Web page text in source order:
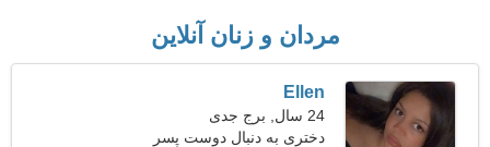
مردان و زنان آنلاین
Ellen
24 سال, برج جدی
دختری به دنبال دوست پسر